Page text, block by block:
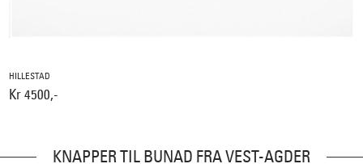
HILLESTAD
Kr 4500,-
KNAPPER TIL BUNAD FRA VEST-AGDER